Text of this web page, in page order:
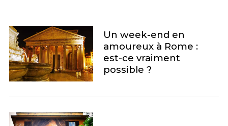
Un week-end en
amoureux à Rome :
est-ce vraiment
possible ?
a